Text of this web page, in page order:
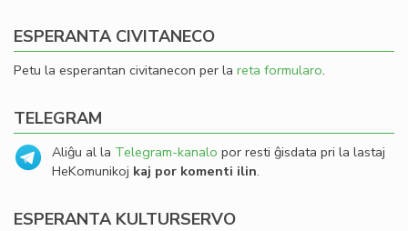
ESPERANTA CIVITANECO
Petu la esperantan civitanecon per la reta formularo.
TELEGRAM
Aliĝu al la Telegram-kanalo por resti ĝisdata pri la lastaj
HeKomunikoj kaj por komenti ilin.
ESPERANTA KULTURSERVO